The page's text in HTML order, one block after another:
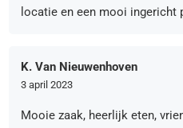
locatie en een mooi ingericht
K. Van Nieuwenhoven
3 april 2023
Mooie zaak, heerlijk eten,